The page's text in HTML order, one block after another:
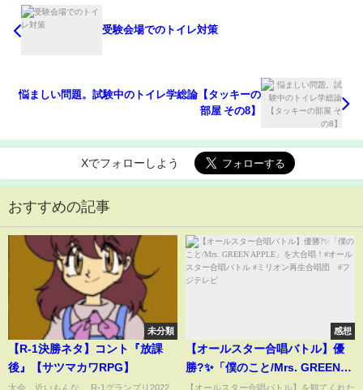
受験会場でのトイレ対策
悩ましい問題。試験中のトイレ学総論【タッキーの
部屋 その8】
Xでフォローしよう
おすすめの記事
未分類
【R-1決勝ネタ】コント『放課
後』【サツマカワRPG】
大会、近いもんな。 R-1グランプリ2022
感想
【オールスター合唱バトル】優
勝?✨「僕のこと/Mrs. GREEN
APPLE」を大合唱！#オールスタ
【オールスター合唱バトル】を観てくれた